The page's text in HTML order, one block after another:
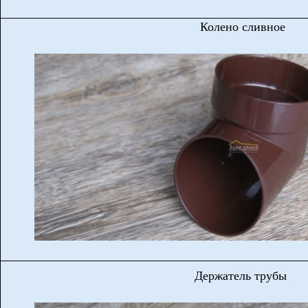
Колено сливное
Держатель трубы